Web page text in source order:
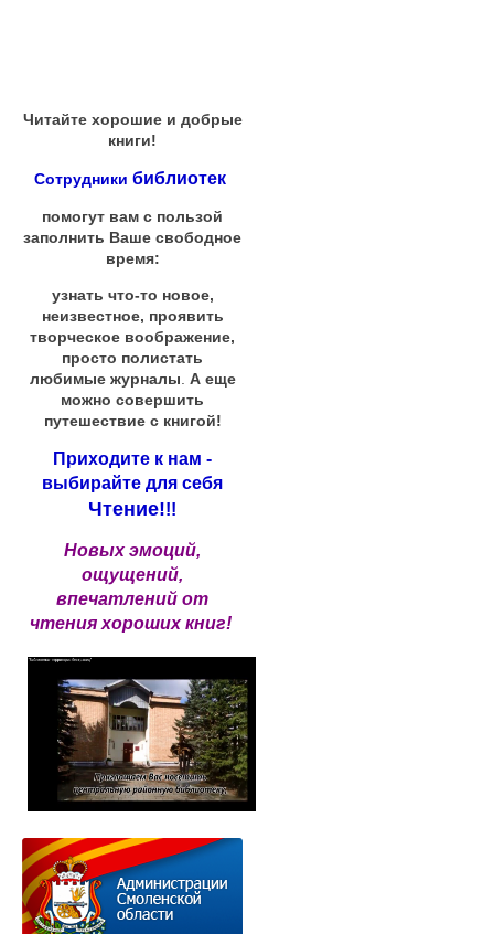
Читайте хорошие и добрые
книги!
Сотрудники библиотек
помогут вам с пользой
заполнить Ваше свободное
время:
узнать что-то новое,
неизвестное, проявить
творческое воображение,
просто полистать
любимые журналы А еще
можно совершить
путешествие с книгой!
Приходите к нам -
выбирайте для себя
Чтение!!!
Новых эмоций,
ощущений,
впечатлений от
чтения хороших книг!